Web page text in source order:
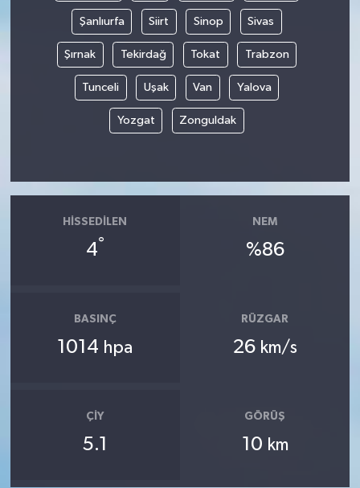
Şanlıurfa Siirt Sinop Sivas
Şırnak Tekirdağ Tokat Trabzon
Tunceli Uşak Van Yalova
Yozgat Zonguldak
HISSEDILEN
4°
NEM
%86
BASINÇ
1014 hpa
RÜZGAR
26 km/s
ÇIY
5.1
GÖRÜŞ
10 km